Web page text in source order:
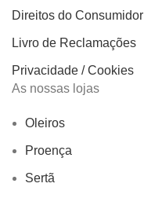
Direitos do Consumidor
Livro de Reclamações
Privacidade / Cookies
As nossas lojas
Oleiros
Proença
Sertã